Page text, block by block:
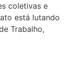
coletivas e
está lutando
Trabalho,